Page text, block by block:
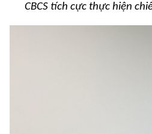
CBCS tích cực thực hiện